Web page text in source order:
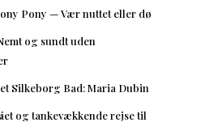
Pony — Vær nuttet eller dø
og sundt uden
Silkeborg Bad: Maria Dubin
og tankevækkende rejse til